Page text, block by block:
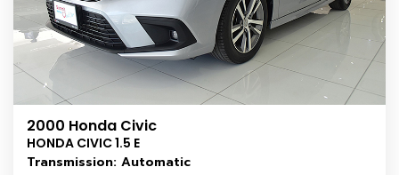
2000 Honda Civic
HONDA CIVIC 1.5 E
Transmission: Automatic